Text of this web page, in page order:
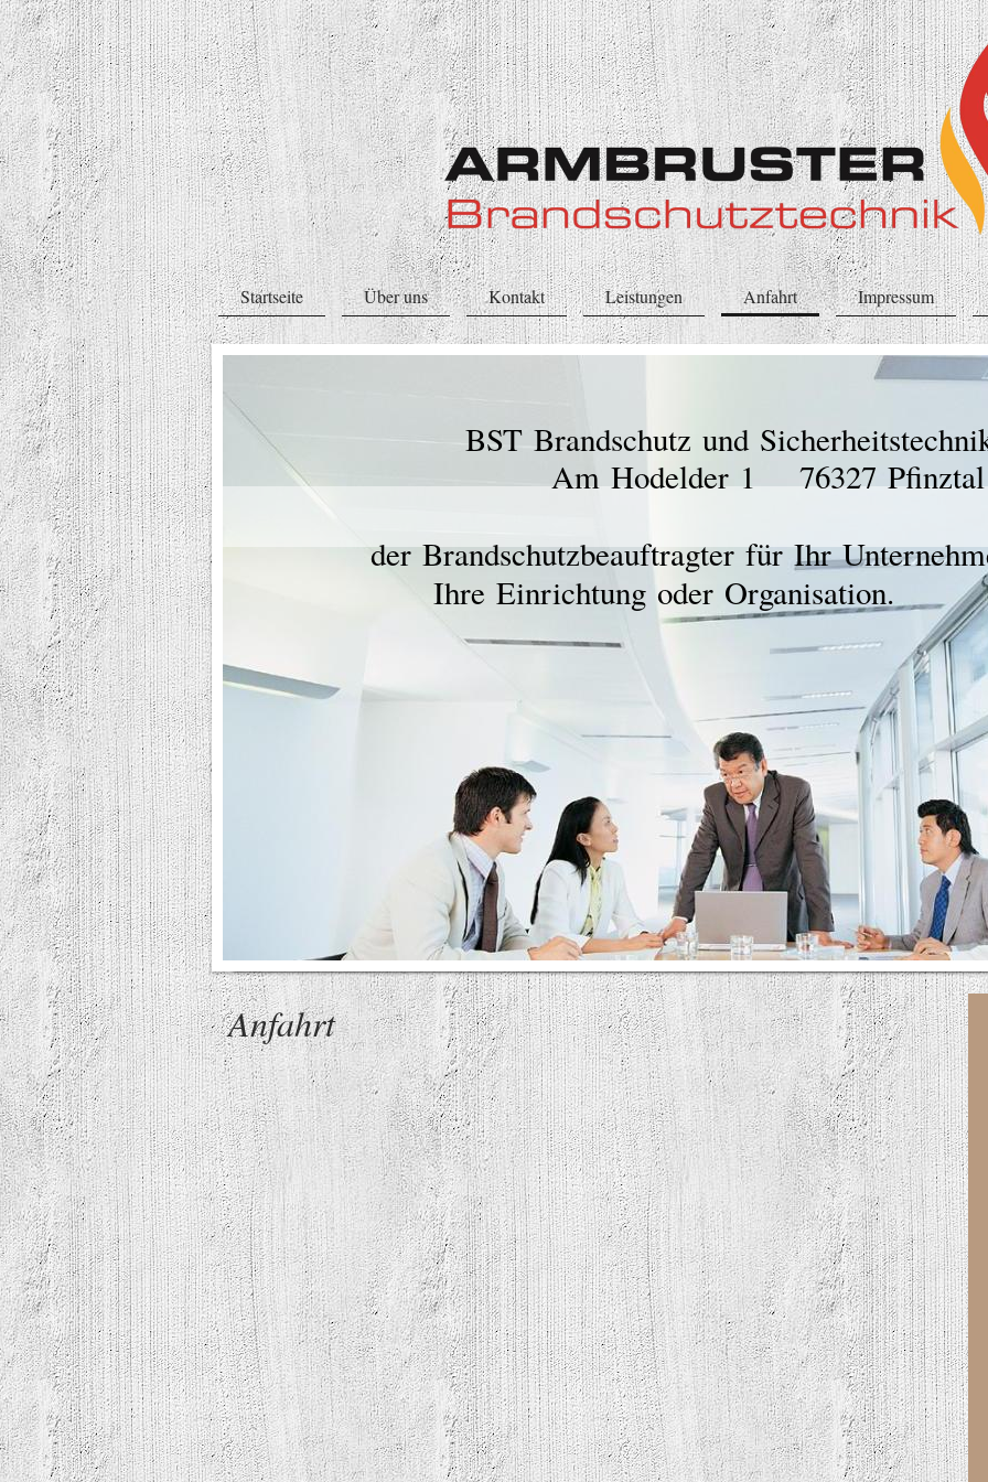
Startseite Über uns Kontakt Leistungen Anfahrt Impressum
BST Brandschutz und
Am Hodelder 1 76327 Pfinztal
der Brandschutzbeauftragter für Ihr
Ihre Einrichtung oder Organisation.
Anfahrt